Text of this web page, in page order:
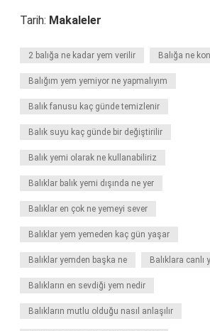
Tarih: Makaleler
2 balığa ne kadar yem verilir Balığa ne
Balığım yem yemiyor ne yapmalıyım
Balık fanusu kaç günde temizlenir
Balık suyu kaç günde bir değiştirilir
Balık yemi olarak ne kullanabiliriz
Balıklar balık yemi dışında ne yer
Balıklar en çok ne yemeyi sever
Balıklar yem yemeden kaç gün yaşar
Balıklar yemden başka ne Balıklara canlı
Balıkların en sevdiği yem nedir
Balıkların mutlu olduğu nasıl anlaşılır